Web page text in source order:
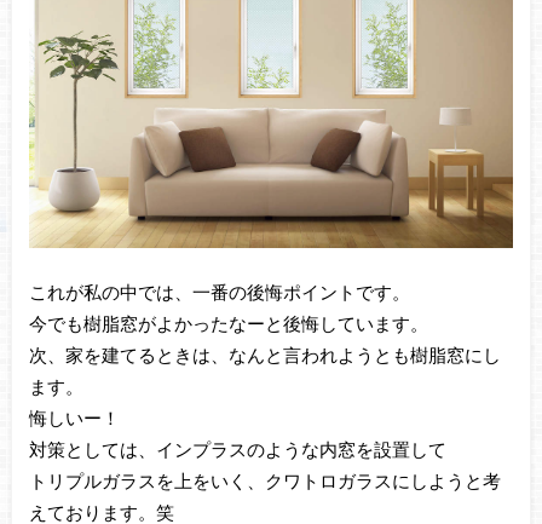
これが私の中では、一番の後悔ポイントです。
今でも樹脂窓がよかったなーと後悔しています。
次、家を建てるときは、なんと言われようとも樹脂窓にし
ます。
悔しいー！
対策としては、インプラスのような内窓を設置して
トリプルガラスを上をいく、クワトロガラスにしようと考
えております。笑